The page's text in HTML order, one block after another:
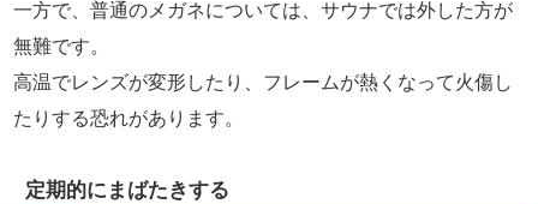
一方で、普通のメガネについては、サウナでは外した方が
無難です。
高温でレンズが変形したり、フレームが熱くなって火傷し
たりする恐れがあります。
定期的にまばたきする